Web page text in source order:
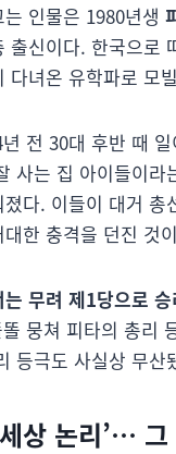
인물은 1980년생
출신이다. 한국으로
다녀온 유학파로 모
전 30대 후반 때
사는 집 아이들이라
다. 이들이 대거
한 충격을 던진 것
무려 제1당으로
뭉쳐 피타의 총리
등극도 사실상 무
상 논리’…